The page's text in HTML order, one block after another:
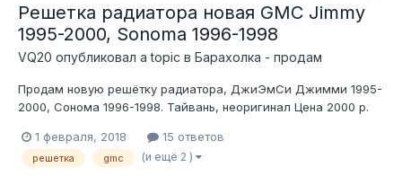
Решетка радиатора новая GMC Jimmy
1995-2000, Sonoma 1996-1998
VQ20 опубликовал a topic в Барахолка - продам
Продам новую решётку радиатора, ДжиЭмСи Джимми 1995-
2000, Сонома 1996-1998. Тайвань, неоригинал Цена 2000 р.
1 февраля, 2018 15 ответов
решетка gmc (и ещё 2 )